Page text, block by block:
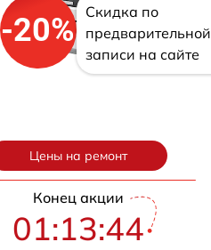
-20%
Скидка по
предварительной
записи на сайте
Цены на ремонт
Конец акции
01:13:42